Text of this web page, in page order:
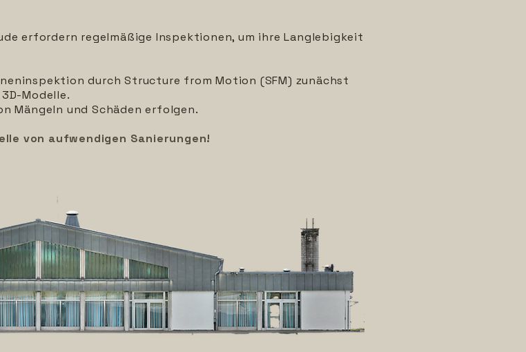
erfordern regelmäßige Inspektionen, um ihre Langlebigkeit
durch Structure from Motion (SFM) zunächst
Modelle.
Mängeln und Schäden erfolgen.
von aufwendigen Sanierungen!